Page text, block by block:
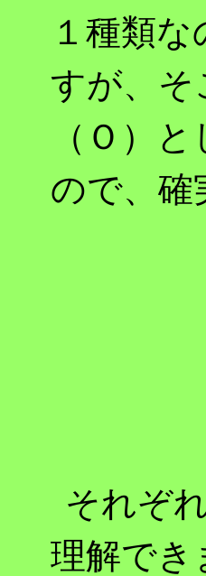
１種類
すが、そ
（Ｏ）
ので、確
それぞ
理解でき